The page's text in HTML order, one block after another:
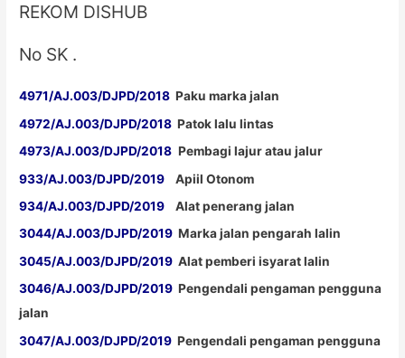
REKOM DISHUB
No SK .
4971/AJ.003/DJPD/2018 Paku marka jalan
4972/AJ.003/DJPD/2018 Patok lalu lintas
4973/AJ.003/DJPD/2018 Pembagi lajur atau jalur
933/AJ.003/DJPD/2019 Apiil Otonom
934/AJ.003/DJPD/2019 Alat penerang jalan
3044/AJ.003/DJPD/2019 Marka jalan pengarah lalin
3045/AJ.003/DJPD/2019 Alat pemberi isyarat lalin
3046/AJ.003/DJPD/2019 Pengendali pengaman pengguna
jalan
3047/AJ.003/DJPD/2019 Pengendali pengaman pengguna